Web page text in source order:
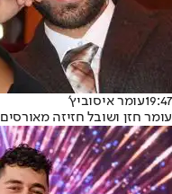
19:47עומר איסוביץ'
עומר חזן ושובל חזיזה מאורסים